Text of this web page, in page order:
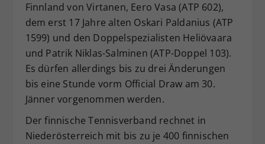
Finnland von Virtanen, Eero Vasa (ATP 602),
dem erst 17 Jahre alten Oskari Paldanius (ATP
1599) und den Doppelspezialisten Heliövaara
und Patrik Niklas-Salminen (ATP-Doppel 103).
Es dürfen allerdings bis zu drei Änderungen
bis eine Stunde vorm Official Draw am 30.
Jänner vorgenommen werden.
Der finnische Tennisverband rechnet in
Niederösterreich mit bis zu je 400 finnischen